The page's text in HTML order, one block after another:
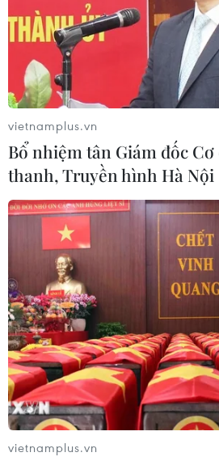
Không chỉ trên các con phố lớn mà
vào những ngõ ngách. Người dân
trên phố Tây Sơn (quận Đống Đa).
vietnamplus.vn
Bổ nhiệm tân Giám đốc Cơ
thanh, Truyền hình Hà Nội
vietnamplus.vn